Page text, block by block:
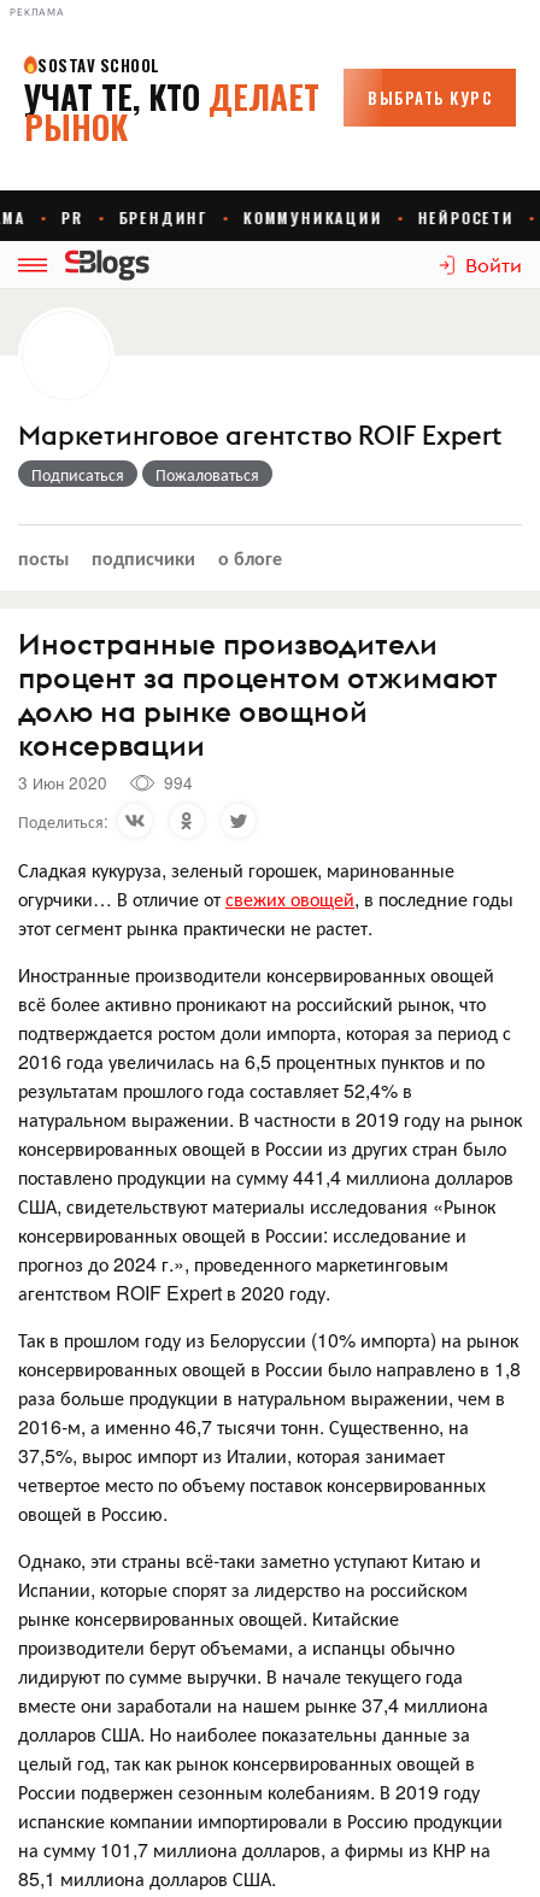
РЕКЛАМА
Войти
Маркетинговое агентство ROIF Expert
Подписаться Пожаловаться
посты подписчики о блоге
Иностранные производители
процент за процентом отжимают
долю на рынке овощной
консервации
3 Июн 2020
994
Поделиться:
Сладкая кукуруза, зеленый горошек, маринованные
огурчики… В отличие отсвежих овощей, в последние годы
этот сегмент рынка практически не растет.
Иностранные производители консервированных овощей
всё более активно проникают на российский рынок, что
подтверждается ростом доли импорта, которая за период с
2016 года увеличилась на 6,5 процентных пунктов и по
результатам прошлого года составляет 52,4% в
натуральном выражении. В частности в 2019 году на рынок
консервированных овощей в России из других стран было
поставлено продукции на сумму 441,4 миллиона долларов
США, свидетельствуют материалы исследования «Рынок
консервированных овощей в России: исследование и
прогноз до 2024 г.», проведенного маркетинговым
агентством ROIF Expert в 2020 году.
Так в прошлом году из Белоруссии (10% импорта) на рынок
консервированных овощей в России было направлено в 1,8
раза больше продукции в натуральном выражении, чем в
2016-м, а именно 46,7 тысячи тонн. Существенно, на
37,5%, вырос импорт из Италии, которая занимает
четвертое место по объему поставок консервированных
овощей в Россию.
Однако, эти страны всё-таки заметно уступают Китаю и
Испании, которые спорят за лидерство на российском
рынке консервированных овощей. Китайские
производители берут объемами, а испанцы обычно
лидируют по сумме выручки. В начале текущего года
вместе они заработали на нашем рынке 37,4 миллиона
долларов США. Но наиболее показательны данные за
целый год, так как рынок консервированных овощей в
России подвержен сезонным колебаниям. В 2019 году
испанские компании импортировали в Россию продукции
на сумму 101,7 миллиона долларов, а фирмы из КНР на
85,1 миллиона долларов США.